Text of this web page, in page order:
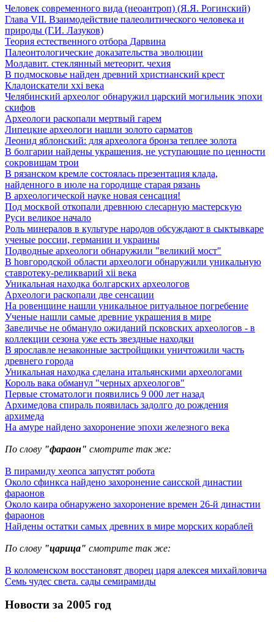
Человек современного вида (неоантроп) (Я.Я. Рогинский)
Глава VII. Взаимодействие палеолитического человека и
природы (Г.И. Лазуков)
Теория естественного отбора Дарвина
Палеонтологические доказательства эволюции
Молдавит. стеклянный метеорит. чехия
В подмосковье найден древний христианский крест
Кладоискатели xxi века
Челябинский археолог обнаружил царский могильник эпохи
скифов
Археологи раскопали мертвый гарем
Липецкие археологи нашли золото сарматов
Леонид яблонский: для археолога бронза теплее золота
В болгарии найдены украшения, не уступающие по ценности
сокровищам трои
В рязанском кремле состоялась презентация клада,
найденного в июле на городище старая рязань
В археологической науке новая сенсация!
Под москвой откопали древнюю слесарную мастерскую
Руси великое начало
Роль минералов в культуре народов обсуждают в сыктывкаре
ученые россии, германии и украины
Подводные археологи обнаружили "великий мост"
В hовгородской области археологи обнаружили уникальную
ставротеку-реликварий xii века
Уникальная находка болгарских археологов
Археологи раскопали две сенсации
На ровенщине нашли уникальное ритуальное погребение
Ученые нашли самые древние украшения в мире
Завеличье не обмануло ожиданий псковских археологов - в
коллекции сезона уже есть звездные находки
В ярославле незаконные застройщики уничтожили часть
древнего города
Уникальная находка сделана итальянскими археологами
Король вака обманул "черных археологов"
Первые стоматологи появились 9 000 лет назад
Архимедова спираль появилась задолго до рождения
архимеда
На амуре найдено захоронение эпохи железного века
По слову "фараон" смотрите так же:
В пирамиду хеопса запустят робота
Около сфинкса найдено захоронение саисской династии
фараонов
Около каира обнаружено захоронение времен 26-й династии
фараонов
Найдены остатки самых древних в мире морских кораблей
По слову "царица" смотрите так же:
В коломенском восстановят дворец царя алексея михайловича
Семь чудес света. сады семирамиды
Новости за 2005 год